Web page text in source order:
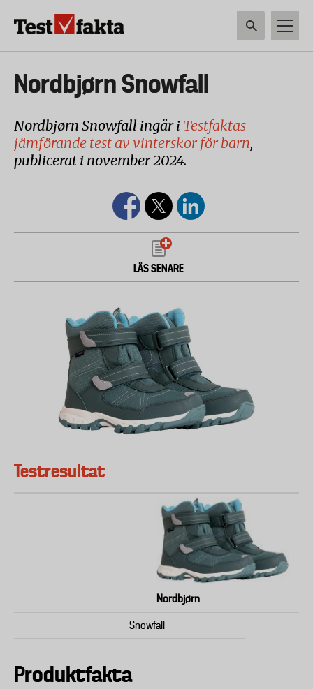
Huvudmeny
ny
Nordbjørn Snowfall
Nordbjørn Snowfall ingår i Testfaktas
jämförande test av vinterskor för barn,
publicerat i november 2024.
LÄS SENARE
Testresultat
Nordbjørn
Snowfall
Produktfakta